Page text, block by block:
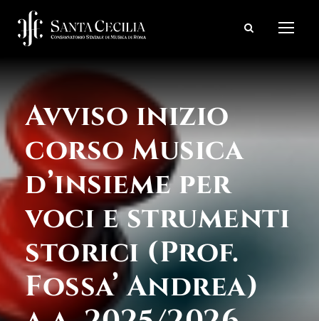
Avviso inizio
corso Musica
d’insieme per
voci e strumenti
storici (Prof.
Fossa’ Andrea)